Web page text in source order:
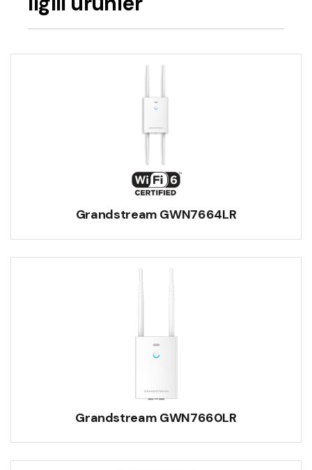
Grandstream GWN7664LR
Grandstream GWN7660LR